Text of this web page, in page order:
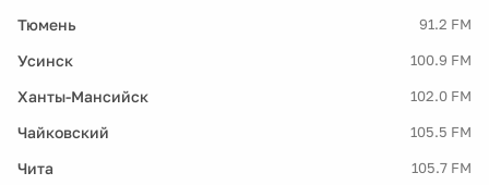
Тюмень 91.2 FM
Усинск 100.9 FM
Ханты-Мансийск 102.0 FM
Чайковский 105.5 FM
Чита 105.7 FM